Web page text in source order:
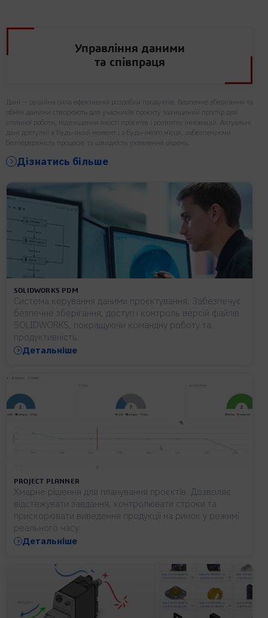
Управління даними
та співпраця
Дані — рушійна сила ефективної розробки продуктів. Безпечне зберігання та
обмін даними створюють для учасників проєкту захищений простір для
спільної роботи, підвищення якості проєктів і розвитку інновацій. Актуальні
дані доступні в будь-який момент і з будь-якого місця, забезпечуючи
безперервність процесів та швидкість ухвалення рішень.
Дізнатись більше
SOLIDWORKS PDM
Система керування даними проєктування. Забезпечує
безпечне зберігання, доступ і контроль версій файлів
SOLIDWORKS, покращуючи командну роботу та
продуктивність.
Детальніше
PROJECT PLANNER
Хмарне рішення для планування проєктів. Дозволяє
відстежувати завдання, контролювати строки та
прискорювати виведення продукції на ринок у режимі
реального часу.
Детальніше